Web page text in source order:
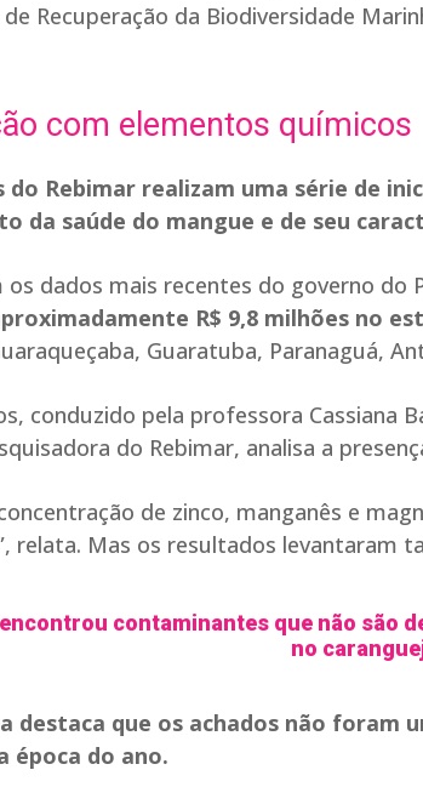
Recuperação da Biodiversidade
com elementos químicos
do Rebimar realizam uma série de
da saúde do mangue e de seu
os dados mais recentes do governo do
R$ 9,8 milhões no
Guaratuba, Paranaguá,
conduzido pela professora Cassiana
do Rebimar, analisa a
de zinco, manganês e
relata. Mas os resultados levantaram
encontrou contaminantes que não são
no
destaca que os achados não foram
época do ano.